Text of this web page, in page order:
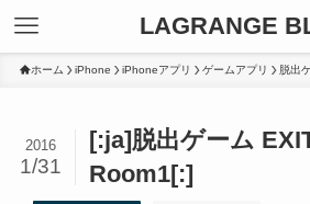
LAGRANGE
ホーム iPhone iPhoneアプリ ゲームアプリ 脱出
[:ja]脱出ゲーム
Room1[:]
2016
1/31